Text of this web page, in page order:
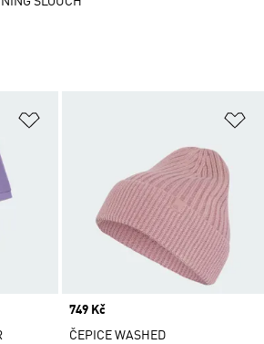
Price
749 Kč
ČEPICE WASHED